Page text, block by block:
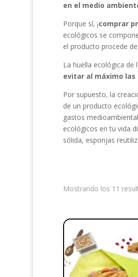
en el medio
Porque sí, ¡comprar
ecológicos se
el producto procede
La huella ecológica
evitar al máximo
Por supuesto, la
de un producto
gastos
ecológicos en tu vida
sólida, esponjas
Mostrando los 11